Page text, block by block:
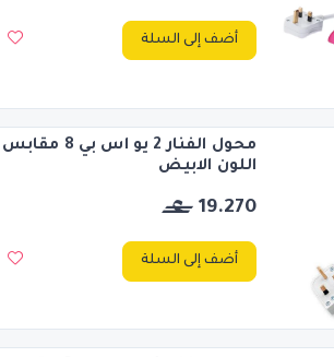
أضف إلى السلة
محول الفنار 2 يو اس بي 8 مقابس
اللون الابيض
19.270
أضف إلى السلة